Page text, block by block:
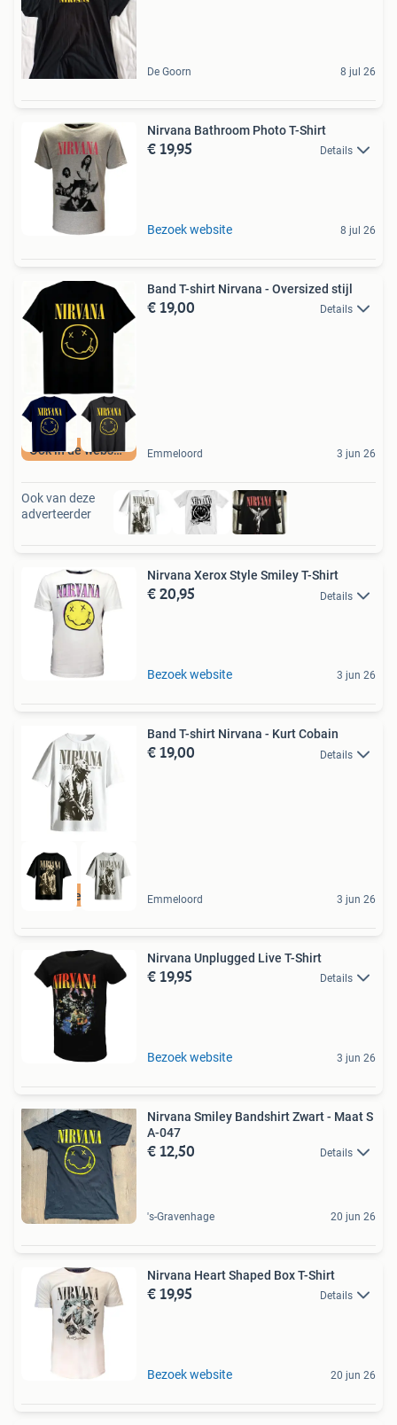
De Goorn 8 jul 26
Nirvana Bathroom Photo T-Shirt
€ 19,95 Details
Bezoek website 8 jul 26
Ook in de webshop
Band T-shirt Nirvana - Oversized stijl
€ 19,00 Details
Emmeloord 3 jun 26
Ook van deze
adverteerder
Nirvana Xerox Style Smiley T-Shirt
€ 20,95 Details
Bezoek website 3 jun 26
Ook in de webshop
Band T-shirt Nirvana - Kurt Cobain
€ 19,00 Details
Emmeloord 3 jun 26
Nirvana Unplugged Live T-Shirt
€ 19,95 Details
Bezoek website 3 jun 26
Nirvana Smiley Bandshirt Zwart - Maat S
A-047
€ 12,50 Details
's-Gravenhage 20 jun 26
Nirvana Heart Shaped Box T-Shirt
€ 19,95 Details
Bezoek website 20 jun 26